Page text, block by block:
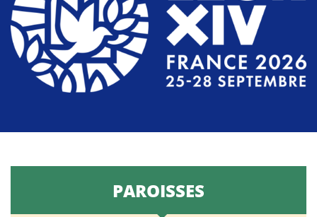
PAROISSES